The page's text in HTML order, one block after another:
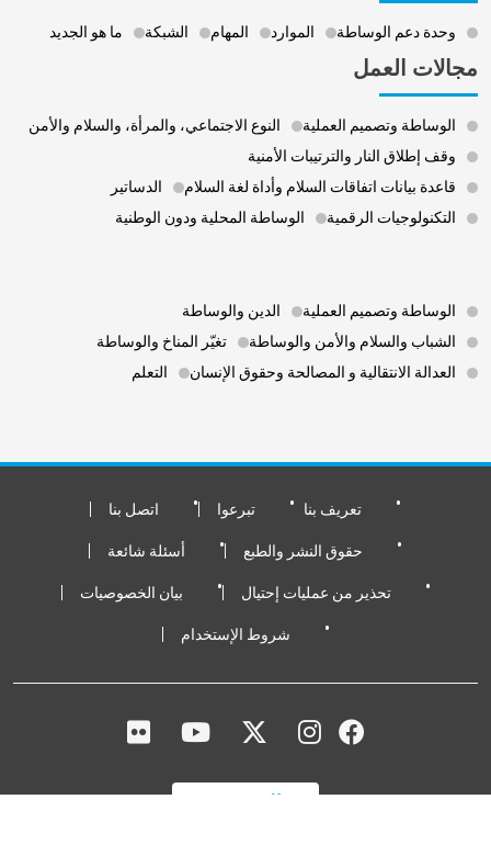
وحدة دعم الوساطة الموارد المهام الشبكة ما هو الجديد
مجالات العمل
الوساطة وتصميم العملية
النوع الاجتماعي، والمرأة، والسلام والأمن
وقف إطلاق النار والترتيبات الأمنية
قاعدة بيانات اتفاقات السلام وأداة لغة السلام
الدساتير
التكنولوجيات الرقمية
الوساطة المحلية ودون الوطنية
Footer 3
الوساطة وتصميم العملية
الدين والوساطة
الشباب والسلام والأمن والوساطة
تغيّر المناخ والوساطة
العدالة الانتقالية و المصالحة وحقوق الإنسان
التعلم
Footer Bottom
تعريف بنا تبرعوا اتصل بنا
حقوق النشر والطبع أسئلة شائعة
تحذير من عمليات إحتيال بيان الخصوصيات
شروط الإستخدام
FACEBOOK
INSTAGRAM
TWITTER
YOUTUBE
FLICKR